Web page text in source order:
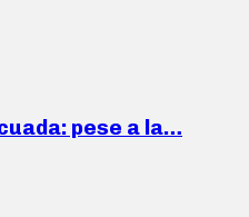
pese a la…